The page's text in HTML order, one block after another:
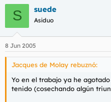
S suede
Asiduo
8 Jun 2005
Jacques de Molay rebuznó:
Yo en el trabajo ya he
tenido (cosechando algún